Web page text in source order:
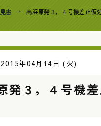
書 高浜原発３，４号機差止仮
2015年04月14日 (火)
発３，４号機